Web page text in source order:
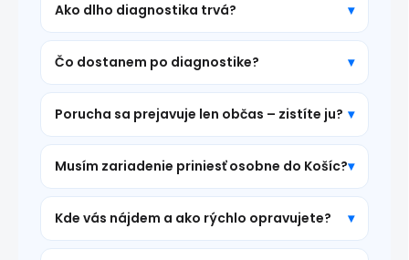
Ako dlho diagnostika trvá?
Čo dostanem po diagnostike?
Porucha sa prejavuje len občas – zistíte ju?
Musím zariadenie priniesť osobne do Košíc?
Kde vás nájdem a ako rýchlo opravujete?